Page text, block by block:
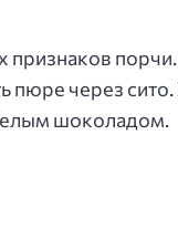
порчи.
пюре через
шоколадом.